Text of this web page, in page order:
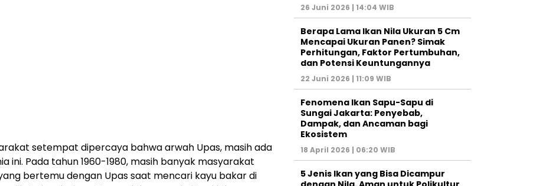
setempat dipercaya bahwa arwah Upas, masih ada
ini. Pada tahun 1960-1980, masih banyak masyarakat
bertemu dengan Upas saat mencari kayu bakar di
26 Juni 2026 | 14:04 WIB
Berapa Lama Ikan Nila Ukuran 5 Cm
Mencapai Ukuran Panen? Simak
Perhitungan, Faktor Pertumbuhan,
dan Potensi Keuntungannya
22 Juni 2026 | 11:09 WIB
Fenomena Ikan Sapu-Sapu di
Sungai Jakarta: Penyebab,
Dampak, dan Ancaman bagi
Ekosistem
18 April 2026 | 06:20 WIB
5 Jenis Ikan yang Bisa Dicampur